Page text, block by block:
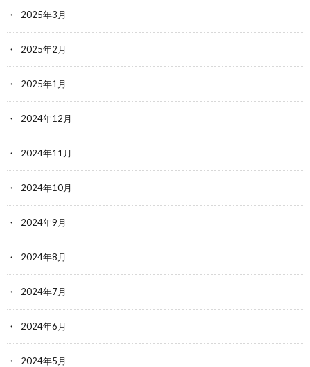
2025年3月
2025年2月
2025年1月
2024年12月
2024年11月
2024年10月
2024年9月
2024年8月
2024年7月
2024年6月
2024年5月